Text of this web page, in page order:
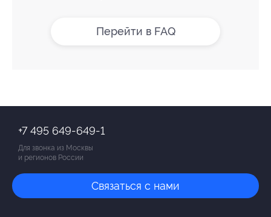
Перейти в FAQ
+7 495 649-649-1
Для звонка из Москвы
и регионов России
Связаться с нами